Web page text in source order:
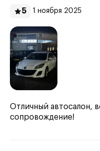
5
1 ноября 2025
Отличный автосалон,
сопровождение!